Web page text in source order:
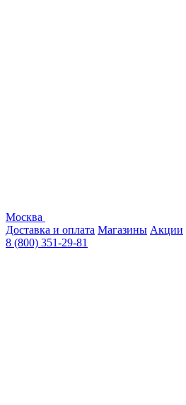
Москва
Доставка и оплата Магазины Акции
8 (800) 351-29-81